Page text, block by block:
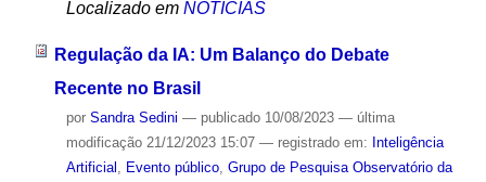
Localizado em NOTÍCIAS
Regulação da IA: Um Balanço do Debate
Recente no Brasil
por Sandra Sedini — publicado10/08/2023 — última
modificação21/12/2023 15:07 — registrado em: Inteligência
Artificial , Evento público, Grupo de Pesquisa Observatório da